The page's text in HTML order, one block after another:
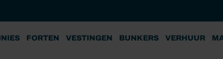
FORTEN VESTINGEN BUNKERS VERHUUR